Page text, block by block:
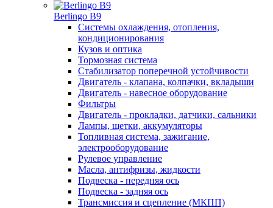
Berlingo B9
Системы охлаждения, отопления,
кондиционирования
Кузов и оптика
Тормозная система
Стабилизатор поперечной устойчивости
Двигатель - клапана, колпачки, вкладыши
Двигатель - навесное оборудование
Фильтры
Двигатель - прокладки, датчики, сальники
Лампы, щетки, аккумуляторы
Топливная система, зажигание,
электрооборудование
Рулевое управление
Масла, антифризы, жидкости
Подвеска - передняя ось
Подвеска - задняя ось
Трансмиссия и сцепление (МКПП)